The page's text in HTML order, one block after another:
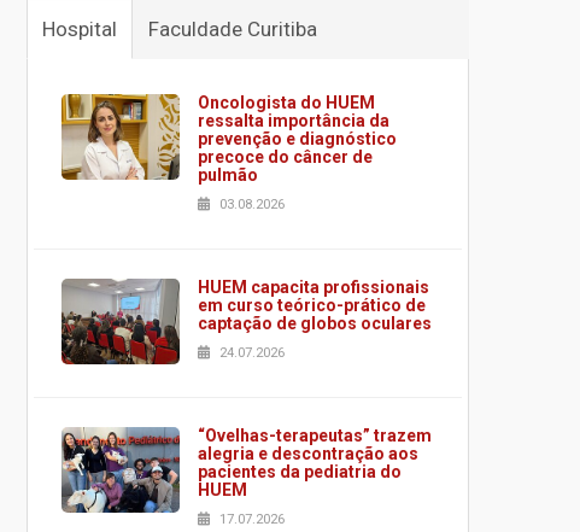
Hospital Faculdade Curitiba
Oncologista do HUEM
ressalta importância da
prevenção e diagnóstico
precoce do câncer de
pulmão
03.08.2026
HUEM capacita profissionais
em curso teórico-prático de
captação de globos oculares
24.07.2026
“Ovelhas-terapeutas” trazem
alegria e descontração aos
pacientes da pediatria do
HUEM
17.07.2026